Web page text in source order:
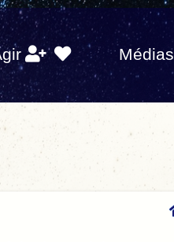
Médias